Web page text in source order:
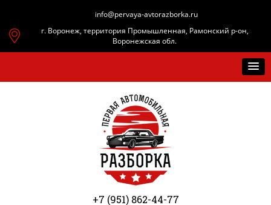
info@pervaya-avtorazborka.ru
г. Воронеж, территория Промышленная, Рамонский р-он,
Воронежская обл.
+7 (951) 862-44-77